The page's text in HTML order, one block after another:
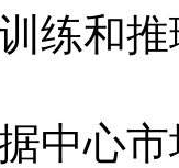
练和
心市